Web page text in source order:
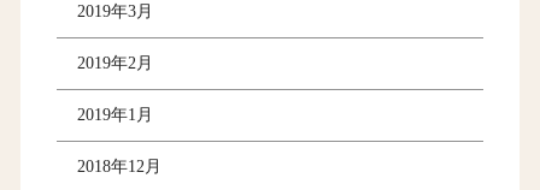
2019年3月
2019年2月
2019年1月
2018年12月